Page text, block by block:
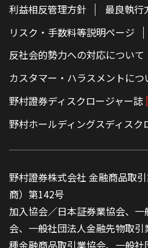
利益相反管理方針
最良執行
リスク・手数料等説明ページ
反社会的勢力への対応について
カスタマー・ハラスメントにつ
野村證券ディスクロージャー誌
野村ホールディングスディスク
野村證券株式会社 金融商品取
商）第142号
加入協会／日本証券業協会、
会、一般社団法人金融先物取